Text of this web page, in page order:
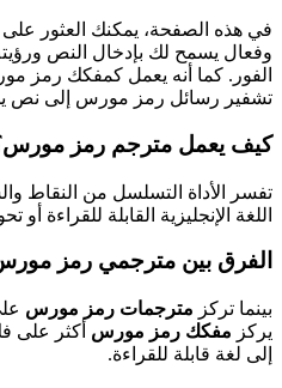
في هذه الصفحة، يمكنك العثور
وفعال يسمح لك بإدخال النص
الفور. كما أنه يعمل كمفكك رمز
تشفير رسائل رمز مورس إلى نص
كيف يعمل مترجم رمز
تفسر الأداة التسلسل من النقاط
اللغة الإنجليزية القابلة
الفرق بين مترجمي رمز
بينما تركز مترجمات رمز مورس
يركز مفكك رمز مورس أكثر على
إلى لغة قابلة للقراءة.